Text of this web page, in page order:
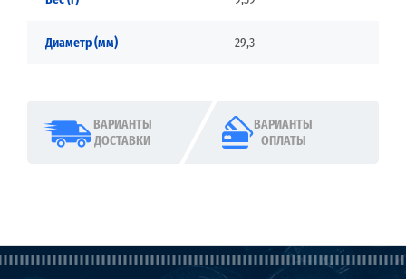
Диаметр (мм) 29,3
ВАРИАНТЫ
ДОСТАВКИ
ВАРИАНТЫ
ОПЛАТЫ